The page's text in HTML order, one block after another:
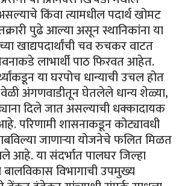
किंवा त्यामधील पदार्थ खोमट
पुढे आल्या असून स्थानिकांना या
खाद्यपदार्थांची चव रुचकर वाटत
लाभार्थी पाठ फिरवत आहेत.
या घरपोच धान्याची उचल होत
अंगणवाडीतून घेतलेले धान्य शेळ्या,
दिले जात असल्याची धक्कादायक
परिणामी शासनाकडून कोट्यावधी
जाणाऱ्या योजनेचे फलित मिळत
या संदर्भात पालघर जिल्हा
बालविकास विभागाची उपमुख्य